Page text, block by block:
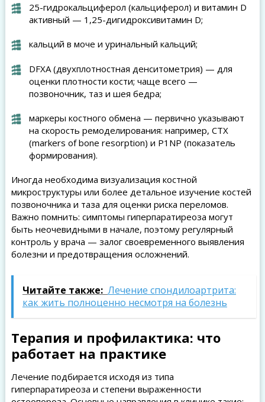
25-гидрокальциферол (кальциферол) и витамин D
активный — 1,25-дигидроксивитамин D;
кальций в моче и уринальный кальций;
DFXA (двухплотностная денситометрия) — для
оценки плотности кости; чаще всего —
позвоночник, таз и шея бедра;
маркеры костного обмена — первично указывают
на скорость ремоделирования: например, CTX
(markers of bone resorption) и P1NP (показатель
формирования).
Иногда необходима визуализация костной
микроструктуры или более детальное изучение костей
позвоночника и таза для оценки риска переломов.
Важно помнить: симптомы гиперпаратиреоза могут
быть неочевидными в начале, поэтому регулярный
контроль у врача — залог своевременного выявления
болезни и предотвращения осложнений.
Читайте также: Лечение спондилоартрита:
как жить полноценно несмотря на болезнь
Терапия и профилактика: что
работает на практике
Лечение подбирается исходя из типа
гиперпаратиреоза и степени выраженности